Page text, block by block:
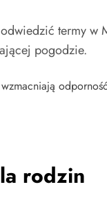
termy w
pogodzie.
rodzin